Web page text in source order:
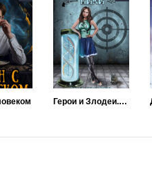
Герои и Злодеи. Ники